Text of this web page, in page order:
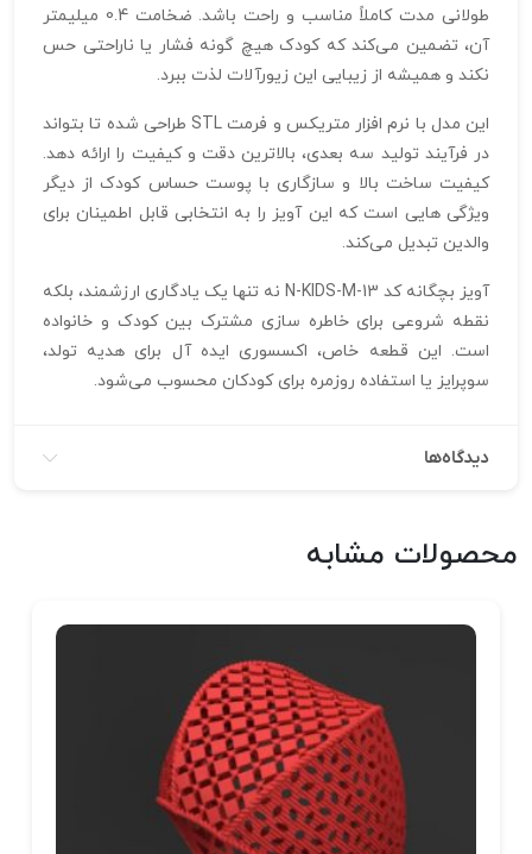
طولانی‌ مدت کاملاً مناسب و راحت باشد. ضخامت 0.4 میلیمتر
آن، تضمین می‌کند که کودک هیچ‌ گونه فشار یا ناراحتی حس
نکند و همیشه از زیبایی این زیورآلات لذت ببرد.
این مدل با نرم‌ افزار متریکس و فرمت STL طراحی شده تا بتواند
در فرآیند تولید سه‌ بعدی، بالاترین دقت و کیفیت را ارائه دهد.
کیفیت ساخت بالا و سازگاری با پوست حساس کودک از دیگر
ویژگی‌ هایی است که این آویز را به انتخابی قابل اطمینان برای
والدین تبدیل می‌کند.
آویز بچگانه کد N-KIDS-M-13 نه تنها یک یادگاری ارزشمند، بلکه
نقطه شروعی برای خاطره‌ سازی مشترک بین کودک و خانواده
است. این قطعه خاص، اکسسوری ایده‌ آل برای هدیه تولد،
سوپرایز یا استفاده روزمره برای کودکان محسوب می‌شود.
دیدگاه‌ها
محصولات مشابه